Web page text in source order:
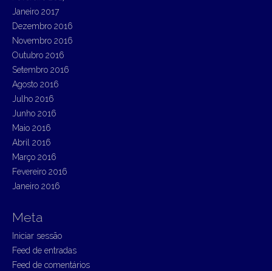
Janeiro 2017
Dezembro 2016
Novembro 2016
Outubro 2016
Setembro 2016
Agosto 2016
Julho 2016
Junho 2016
Maio 2016
Abril 2016
Março 2016
Fevereiro 2016
Janeiro 2016
Meta
Iniciar sessão
Feed de entradas
Feed de comentários